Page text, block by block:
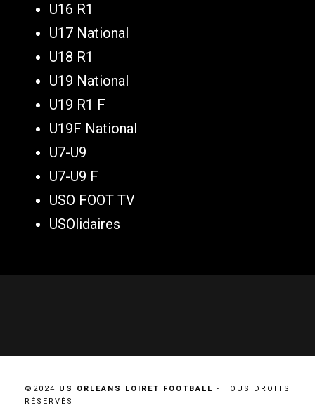
U16 R1
U17 National
U18 R1
U19 National
U19 R1 F
U19F National
U7-U9
U7-U9 F
USO FOOT TV
USOlidaires
©2024 US ORLEANS LOIRET FOOTBALL - TOUS DROITS
RÉSERVÉS